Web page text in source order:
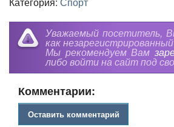
Уважаемый посетитель,
как
Мы рекомендуем Вам
либо войти на сайт под
Комментарии:
Оставить комментарий